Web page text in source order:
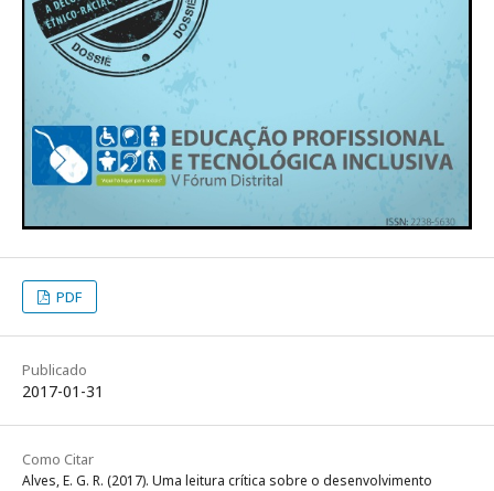
PDF
Publicado
2017-01-31
Como Citar
Alves, E. G. R. (2017). Uma leitura crítica sobre o desenvolvimento